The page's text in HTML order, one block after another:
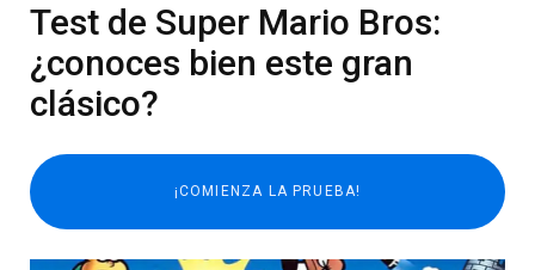
Test de Super Mario Bros:
¿conoces bien este gran
clásico?